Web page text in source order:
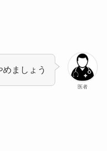
医者
めましょう